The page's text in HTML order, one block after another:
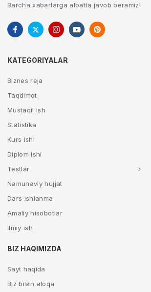
Barcha xabarlarga albatta javob beramiz!
KATEGORIYALAR
Biznes reja
Taqdimot
Mustaqil ish
Statistika
Kurs ishi
Diplom ishi
Testlar
Namunaviy hujjat
Dars ishlanma
Amaliy hisobotlar
Ilmiy ish
BIZ HAQIMIZDA
Sayt haqida
Biz bilan aloqa